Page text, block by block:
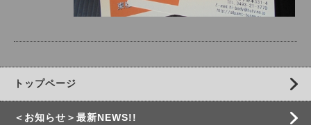
トップページ
＜お知らせ＞最新NEWS!!